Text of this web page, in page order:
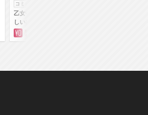
コミック
乙女ゲー世界はモブに厳
しい世界です